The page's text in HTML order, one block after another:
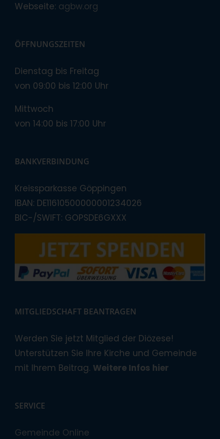
Webseite: agbw.org
ÖFFNUNGSZEITEN
Dienstag bis Freitag
von 09:00 bis 12:00 Uhr
Mittwoch
von 14:00 bis 17:00 Uhr
BANKVERBINDUNG
Kreissparkasse Göppingen
IBAN: DE11610500000001234026
BIC-/SWIFT: GOPSDE6GXXX
MITGLIEDSCHAFT BEANTRAGEN
Werden Sie jetzt Mitglied der Diözese!
Unterstützen Sie Ihre Kirche und Gemeinde
mit Ihrem Beitrag. Weitere Infos hier
SERVICE
Gemeinde Online